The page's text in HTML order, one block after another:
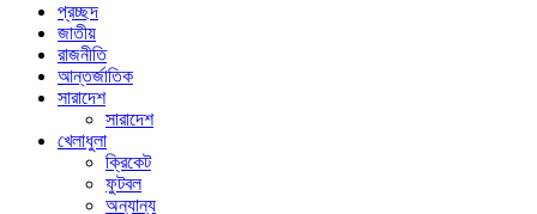
প্রচ্ছদ
জাতীয়
রাজনীতি
আন্তর্জাতিক
সারাদেশ
সারাদেশ
খেলাধুলা
ক্রিকেট
ফুটবল
অন্যান্য